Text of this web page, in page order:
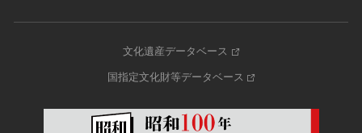
文化遺産データベース
国指定文化財等データベース